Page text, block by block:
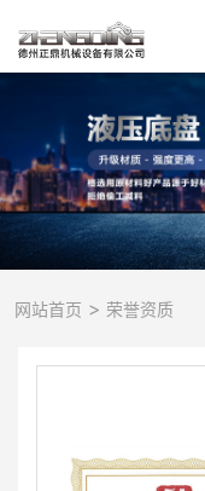
网站首页 > 荣誉资质